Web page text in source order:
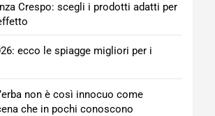
Crespo: scegli i prodotti adatti per
ecco le spiagge migliori per i
non è così innocuo come
che in pochi conoscono